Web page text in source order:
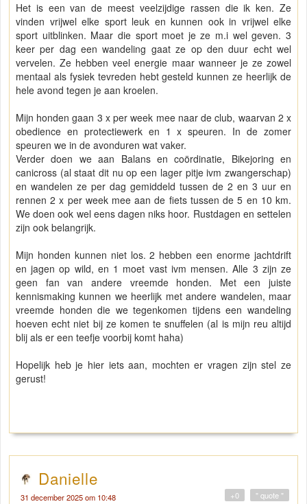
Het is een van de meest veelzijdige rassen die ik ken. Ze
vinden vrijwel elke sport leuk en kunnen ook in vrijwel elke
sport uitblinken. Maar die sport moet je ze m.i wel geven. 3
keer per dag een wandeling gaat ze op den duur echt wel
vervelen. Ze hebben veel energie maar wanneer je ze zowel
mentaal als fysiek tevreden hebt gesteld kunnen ze heerlijk de
hele avond tegen je aan kroelen.
Mijn honden gaan 3 x per week mee naar de club, waarvan 2 x
obedience en protectiewerk en 1 x speuren. In de zomer
speuren we in de avonduren wat vaker.
Verder doen we aan Balans en coördinatie, Bikejoring en
canicross (al staat dit nu op een lager pitje ivm zwangerschap)
en wandelen ze per dag gemiddeld tussen de 2 en 3 uur en
rennen 2 x per week mee aan de fiets tussen de 5 en 10 km.
We doen ook wel eens dagen niks hoor. Rustdagen en settelen
zijn ook belangrijk.
Mijn honden kunnen niet los. 2 hebben een enorme jachtdrift
en jagen op wild, en 1 moet vast ivm mensen. Alle 3 zijn ze
geen fan van andere vreemde honden. Met een juiste
kennismaking kunnen we heerlijk met andere wandelen, maar
vreemde honden die we tegenkomen tijdens een wandeling
hoeven echt niet bij ze komen te snuffelen (al is mijn reu altijd
blij als er een teefje voorbij komt haha)
Hopelijk heb je hier iets aan, mochten er vragen zijn stel ze
gerust!
Danielle
31 december 2025 om 10:48 " quote "
+0